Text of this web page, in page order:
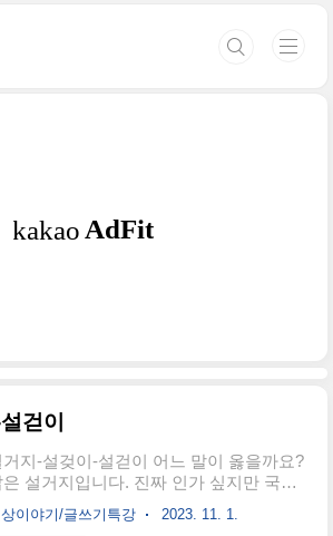
걷이
거지-설겆이-설걷이 어느 말이 옳을까요?
은 설거지입니다. 진짜 인가 싶지만 국립
어원은 설거지가 맞다고 말합니다. '설겆
'로 적지 않고 '설거지'로 적는 것은 '설
이야기/글쓰기특강 2023. 11. 1.